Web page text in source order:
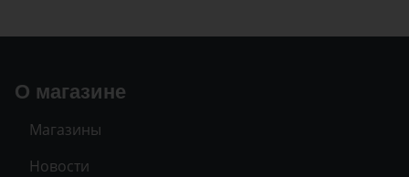
О магазине
Магазины
Новости